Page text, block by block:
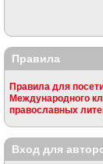
Правила
Правила для
Международного
православных
Вход для